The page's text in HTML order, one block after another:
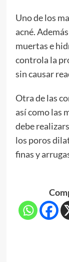
Uno de los
acné.
muertas e
controla la
sin causar
Otra de las
así como las
debe
los poros
finas y